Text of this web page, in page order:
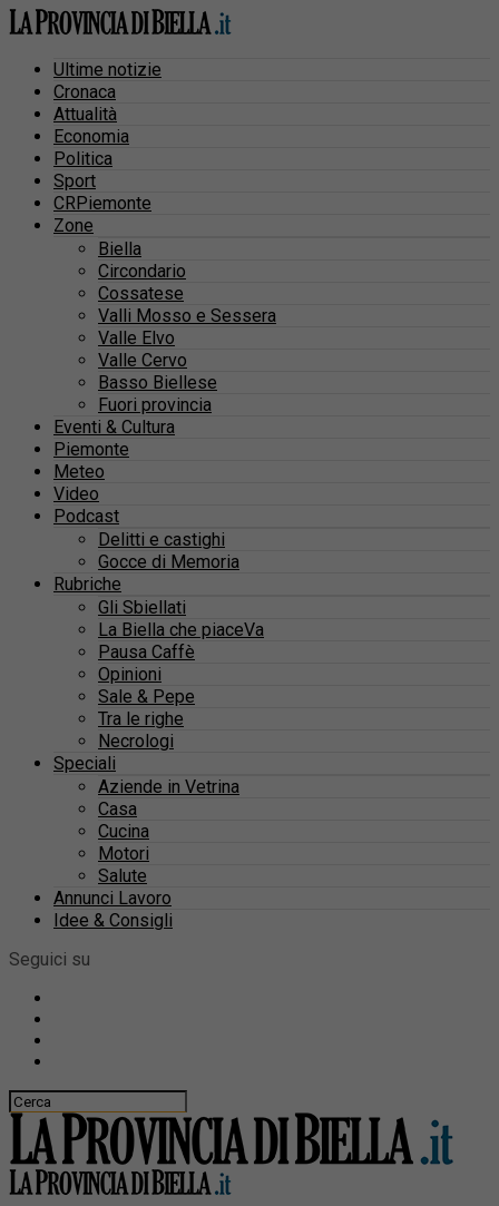
Ultime notizie
Cronaca
Attualità
Economia
Politica
Sport
CRPiemonte
Zone
Biella
Circondario
Cossatese
Valli Mosso e Sessera
Valle Elvo
Valle Cervo
Basso Biellese
Fuori provincia
Eventi & Cultura
Piemonte
Meteo
Video
Podcast
Delitti e castighi
Gocce di Memoria
Rubriche
Gli Sbiellati
La Biella che piaceVa
Pausa Caffè
Opinioni
Sale & Pepe
Tra le righe
Necrologi
Speciali
Aziende in Vetrina
Casa
Cucina
Motori
Salute
Annunci Lavoro
Idee & Consigli
Seguici su